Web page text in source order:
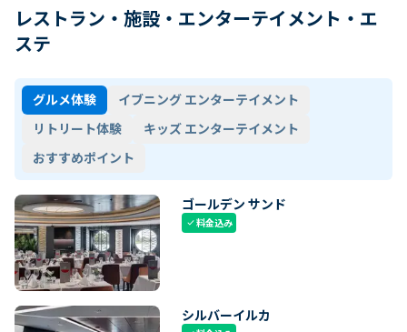
レストラン・施設・エンターテイメント・エ
ステ
グルメ体験
イブニング エンターテイメント
リトリート体験
キッズ エンターテイメント
おすすめポイント
ゴールデン サンド
check料金込み
シルバーイルカ